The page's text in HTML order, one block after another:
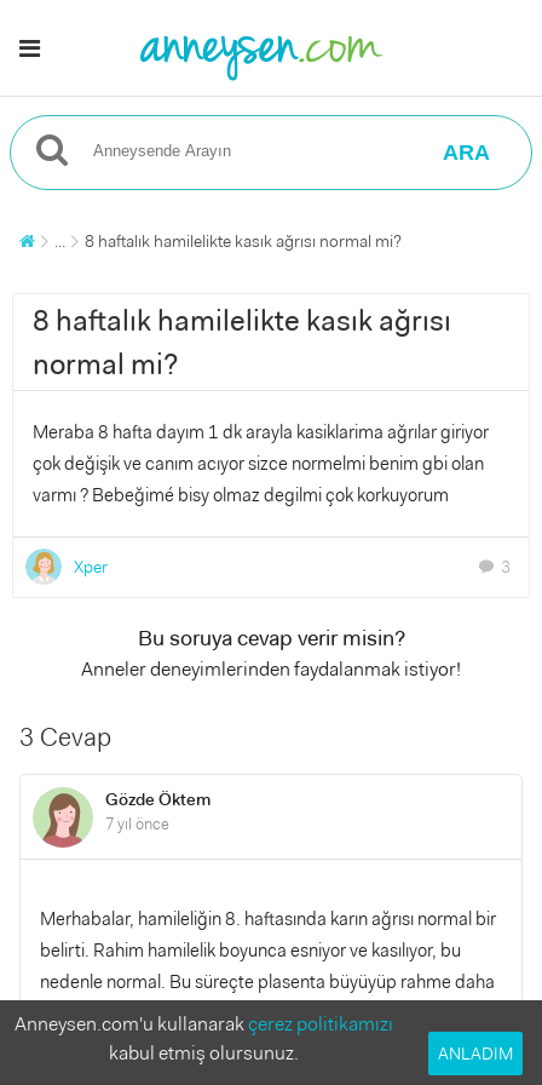
ARA
... 8 haftalık hamilelikte kasık ağrısı normal mi?
8 haftalık hamilelikte kasık ağrısı
normal mi?
Meraba 8 hafta dayım 1 dk arayla kasiklarima ağrılar giriyor
çok değişik ve canım acıyor sizce normelmi benim gbi olan
varmı ? Bebeğimé bisy olmaz degilmi çok korkuyorum
Xper chat 3
Bu soruya cevap verir misin?
Anneler deneyimlerinden faydalanmak istiyor!
3 Cevap
Gözde Öktem
7 yıl önce
Merhabalar, hamileliğin 8. haftasında karın ağrısı normal bir
belirti. Rahim hamilelik boyunca esniyor ve kasılıyor, bu
nedenle normal. Bu süreçte plasenta büyüyüp rahme daha
sıkı tutunduğu için genellikle normal kabul edilen ufak tefek
kanamalara neden olabilir. Ağrıları ve krampları kanama
Anneysen.com'u kullanarakçerez politikamızı
kabul etmiş olursunuz.
ANLADIM